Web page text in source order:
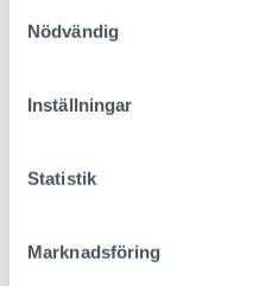
Nödvändig
Inställningar
Statistik
Marknadsföring
och gjorde det möjligt
barnen att delta.
Projektet förbättrade
någon
förändringen i livet och
uppnåddes och
att förbättra tillgången